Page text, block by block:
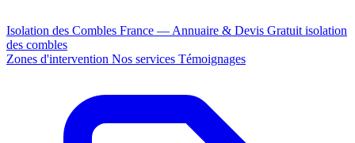
Isolation des Combles France — Annuaire & Devis Gratuit isolation
des combles
Zones d'intervention Nos services Témoignages